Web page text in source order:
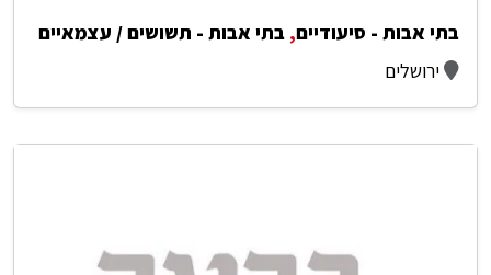
בתי אבות - סיעודיים, בתי אבות - תשושים / עצמאיים
ירושלים